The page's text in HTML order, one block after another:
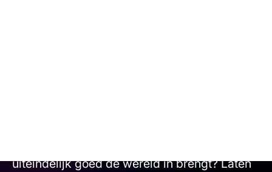
uiteindelijk goed de wereld in brengt? Laten